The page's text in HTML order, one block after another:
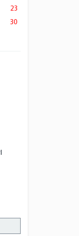
23
30